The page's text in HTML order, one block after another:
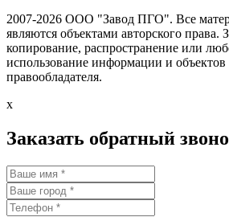
2007-2026 ООО "Завод ПГО". Все
являются объектами авторского права.
копирование, распространение или
использование информации и объектов
правообладателя.
x
Заказать обратный